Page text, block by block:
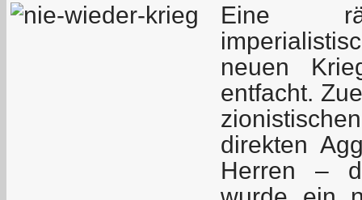
Eine
neuen
entfacht.
direkten
Herren –